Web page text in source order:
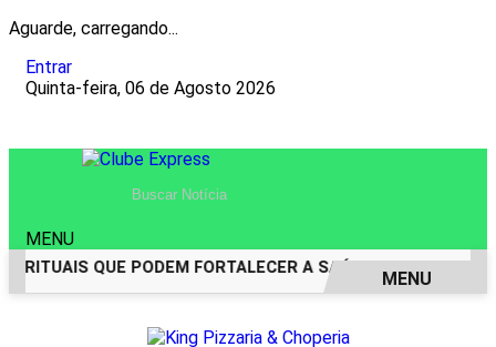
Aguarde, carregando...
Entrar
Quinta-feira, 06 de Agosto 2026
MENU
QUE PODEM FORTALECER A SAÚDE MENTAL E
EM ALTA
MENU